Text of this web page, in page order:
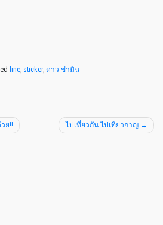
line, sticker, ดาว ขำมิน
ย!! ไปเที่ยวกัน ไปเที่ยวกาญ